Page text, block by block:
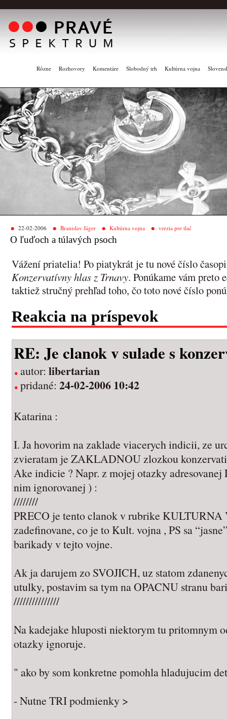
Rôzne Rozhovory Komentáre Slobodný trh Kultúrna vojna
22-02-2006 Branislav Jáger Kultúrna vojna verzia pre tlač
O ľuďoch a túlavých psoch
Vážení priatelia! Po piatykrát je tu nové číslo
Konzervatívny hlas z Trnavy. Ponúkame vám preto
taktiež stručný prehľad toho, čo toto nové číslo
Reakcia na príspevok
RE: Je clanok v sulade s
autor: libertarian
pridané: 24-02-2006 10:42
Katarina :
I. Ja hovorim na zaklade viacerych indicii, ze
zvieratam je ZAKLADNOU zlozkou
Ake indicie ? Napr. z mojej otazky
nim ignorovanej ) :
////////
PRECO je tento clanok v rubrike KULTURNA
zadefinovane, co je to Kult. vojna , PS sa
barikady v tejto vojne.
Ak ja darujem zo SVOJICH, uz statom
utulky, postavim sa tym na OPACNU stranu
///////////////
Na kadejake hluposti niektorym tu pritomnym
otazky ignoruje.
" ako by som konkretne pomohla hladujucim
- Nutne TRI podmienky >